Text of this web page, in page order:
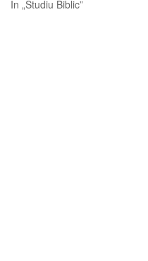
În „Studiu Biblic”